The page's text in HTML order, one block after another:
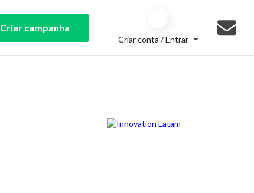
Criar campanha
Criar conta / Entrar